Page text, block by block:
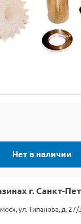
Нет в наличии
г. Санкт-
ул. Типанова, д. 27/